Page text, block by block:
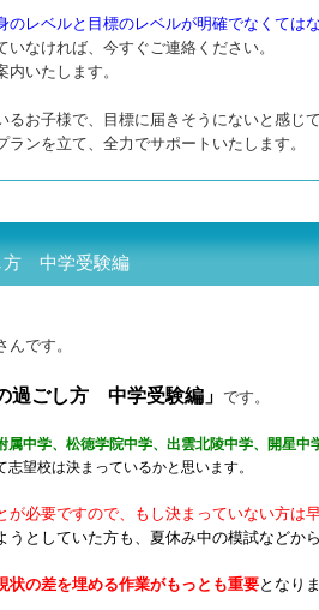
のレベルと目標のレベルが明確でなくては
なければ、今すぐご連絡ください。
いたします。
るお子様で、目標に届きそうにないと感じ
ンを立て、全力でサポートいたします。
方 中学受験編
です。
過ごし方 中学受験編」 です。
属中学、松徳学院中学、出雲北陵中学、開星中
望校は決まっているかと思います。
が必要ですので、もし決まっていない方は
うとしていた方も、夏休み中の模試などか
状の差を埋める作業がもっとも重要となり